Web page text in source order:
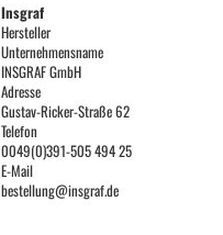
Insgraf
Hersteller
Unternehmensname
INSGRAF GmbH
Adresse
Gustav-Ricker-Straße 62
Telefon
0049(0)391-505 494 25
E-Mail
bestellung@insgraf.de